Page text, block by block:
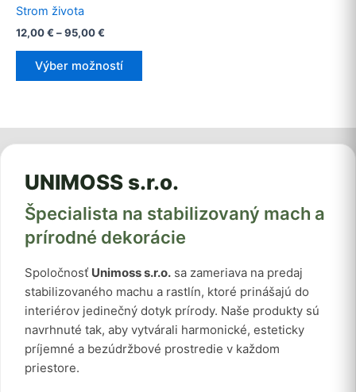
Strom života
12,00€ –95,00€
Výber možností
This
variants.
may
chosen
on
product
page
UNIMOSS s.r.o.
Špecialista na stabilizovaný mach a
prírodné dekorácie
Spoločnosť Unimoss s.r.o. sa zameriava na predaj
stabilizovaného machu a rastlín, ktoré prinášajú do
interiérov jedinečný dotyk prírody. Naše produkty sú
navrhnuté tak, aby vytvárali harmonické, esteticky
príjemné a bezúdržbové prostredie v každom
priestore.